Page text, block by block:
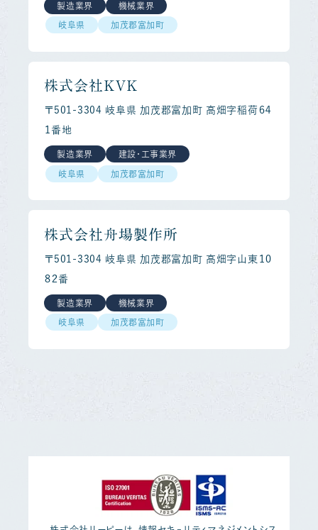
製造業界 機械業界
岐阜県 加茂郡富加町
株式会社ＫＶＫ
〒501-3304 岐阜県 加茂郡富加町 高畑字稲荷６４
１番地
製造業界 建設・工事業界
岐阜県 加茂郡富加町
株式会社舟場製作所
〒501-3304 岐阜県 加茂郡富加町 高畑字山東１０
８２番
製造業界 機械業界
岐阜県 加茂郡富加町